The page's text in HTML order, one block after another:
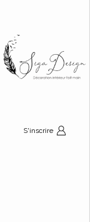
S'inscrire